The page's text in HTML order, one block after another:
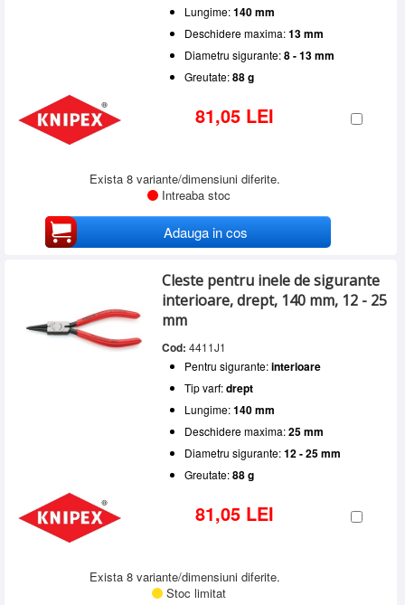
Lungime:140 mm
Deschidere maxima:13 mm
Diametru sigurante:8 - 13 mm
Greutate:88 g
81,05 LEI
Exista 8 variante/dimensiuni diferite.
Intreaba stoc
Adauga in cos
Cleste pentru inele de sigurante
interioare, drept, 140 mm, 12 - 25
mm
Cod: 4411J1
Pentru sigurante:interioare
Tip varf:drept
Lungime:140 mm
Deschidere maxima:25 mm
Diametru sigurante:12 - 25 mm
Greutate:88 g
81,05 LEI
Exista 8 variante/dimensiuni diferite.
Stoc limitat